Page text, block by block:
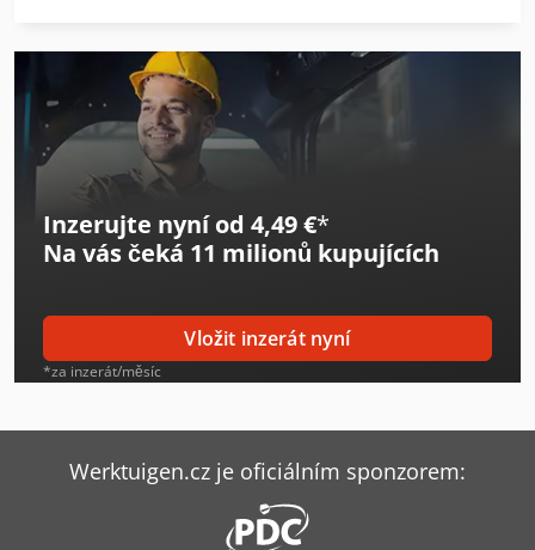
Ergomat Tbc 42
Gildemeister Twin 42
Graule Zs 200
Knuth Kb 1400
Knuth Kpb 30
Metallkraft Fsbm 1020-20 S2
Metallkraft Rb 42
Metallkraft Vmbs 1610
Inzerujte nyní od 4,49 €*
Na vás čeká 11 milionů kupujících
Vložit inzerát nyní
*za inzerát/měsíc
Werktuigen.cz je oficiálním sponzorem: